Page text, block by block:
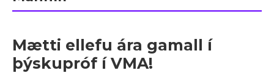
Mætti ellefu ára gamall í
þýskupróf í VMA!